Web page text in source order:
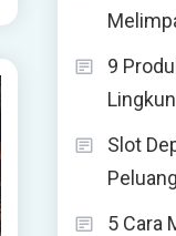
9
Slot
5 Cara